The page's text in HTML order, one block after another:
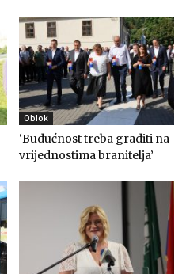
Oblok
‘Budućnost treba graditi na
vrijednostima branitelja’